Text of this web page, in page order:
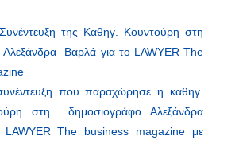
της Καθηγ. Κουντούρη στη
Αλεξάνδρα Βαρλά για το LAWYER The
που παραχώρησε η καθηγ.
στη δημοσιογράφο Αλεξάνδρα
LAWYER The business magazine με